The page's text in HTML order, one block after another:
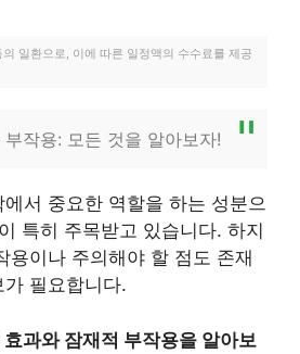
일환으로, 이에 따른 일정액의 수수료를 제공
작용: 모든 것을 알아보자!
서 중요한 역할을 하는 성분으
특히 주목받고 있습니다. 하지
용이나 주의해야 할 점도 존재
필요합니다.
과와 잠재적 부작용을 알아보